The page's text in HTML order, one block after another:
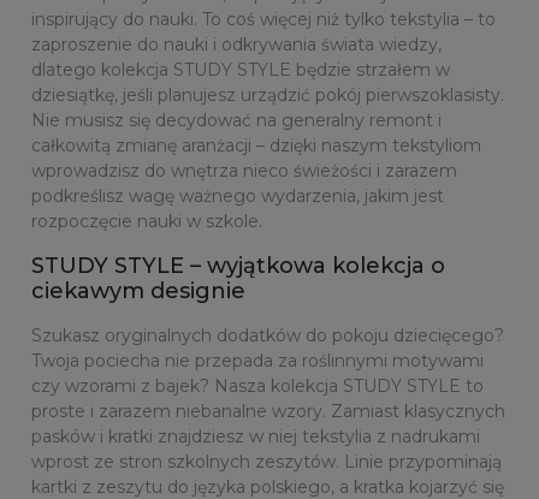
inspirujący do nauki. To coś więcej niż tylko tekstylia – to
zaproszenie do nauki i odkrywania świata wiedzy,
dlatego kolekcja STUDY STYLE będzie strzałem w
dziesiątkę, jeśli planujesz urządzić pokój pierwszoklasisty.
Nie musisz się decydować na generalny remont i
całkowitą zmianę aranżacji – dzięki naszym tekstyliom
wprowadzisz do wnętrza nieco świeżości i zarazem
podkreślisz wagę ważnego wydarzenia, jakim jest
rozpoczęcie nauki w szkole.
STUDY STYLE – wyjątkowa kolekcja o
ciekawym designie
Szukasz oryginalnych dodatków do pokoju dziecięcego?
Twoja pociecha nie przepada za roślinnymi motywami
czy wzorami z bajek? Nasza kolekcja STUDY STYLE to
proste i zarazem niebanalne wzory. Zamiast klasycznych
pasków i kratki znajdziesz w niej tekstylia z nadrukami
wprost ze stron szkolnych zeszytów. Linie przypominają
kartki z zeszytu do języka polskiego, a kratka kojarzyć się